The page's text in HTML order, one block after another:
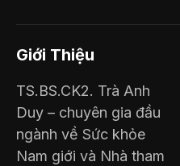
Giới Thiệu
TS.BS.CK2. Trà Anh
Duy – chuyên gia đầu
ngành về Sức khỏe
Nam giới và Nhà tham